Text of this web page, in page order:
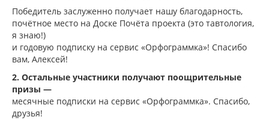
Победитель заслуженно получает нашу благодарность,
почётное место на Доске Почёта проекта (это тавтология,
я знаю!)
и годовую подписку на сервис «Орфограммка»! Спасибо
вам, Алексей!
2. Остальные участники получают поощрительные
призы —
месячные подписки на сервис «Орфограммка». Спасибо,
друзья!